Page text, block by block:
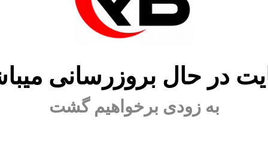
در حال بروزرسانی
به زودی برخواهیم گشت